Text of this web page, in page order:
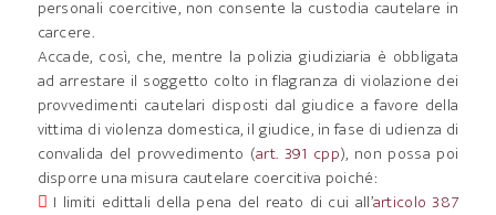
personali coercitive, non consente la custodia cautelare in
carcere.
Accade, così, che, mentre la polizia giudiziaria è obbligata
ad arrestare il soggetto colto in flagranza di violazione dei
provvedimenti cautelari disposti dal giudice a favore della
vittima di violenza domestica, il giudice, in fase di udienza di
convalida del provvedimento (art. 391 cpp), non possa poi
disporre una misura cautelare coercitiva poiché:
 I limiti edittali della pena del reato di cui all’articolo 387